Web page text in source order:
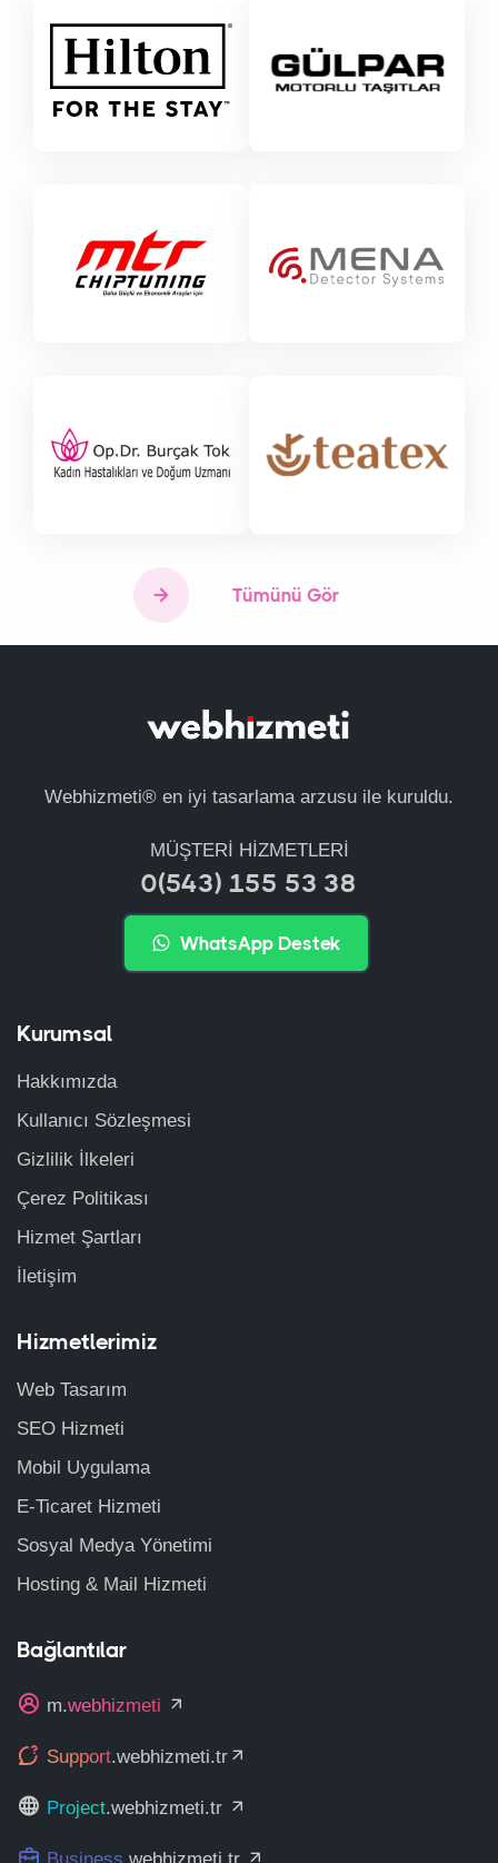
Tümünü Gör
Webhizmeti® en iyi tasarlama arzusu ile kuruldu.
MÜŞTERİ HİZMETLERİ
0(543) 155 53 38
WhatsApp Destek
Kurumsal
Hakkımızda
Kullanıcı Sözleşmesi
Gizlilik İlkeleri
Çerez Politikası
Hizmet Şartları
İletişim
Hizmetlerimiz
Web Tasarım
SEO Hizmeti
Mobil Uygulama
E-Ticaret Hizmeti
Sosyal Medya Yönetimi
Hosting & Mail Hizmeti
Bağlantılar
m.webhizmeti
Support.webhizmeti.tr
Project.webhizmeti.tr
Business .webhizmeti.tr